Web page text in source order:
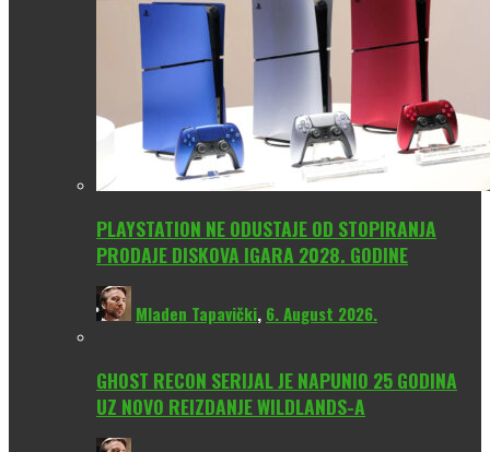
PLAYSTATION NE ODUSTAJE OD STOPIRANJA
PRODAJE DISKOVA IGARA 2028. GODINE
Mladen Tapavički, 6. August 2026.
GHOST RECON SERIJAL JE NAPUNIO 25 GODINA
UZ NOVO REIZDANJE WILDLANDS-A